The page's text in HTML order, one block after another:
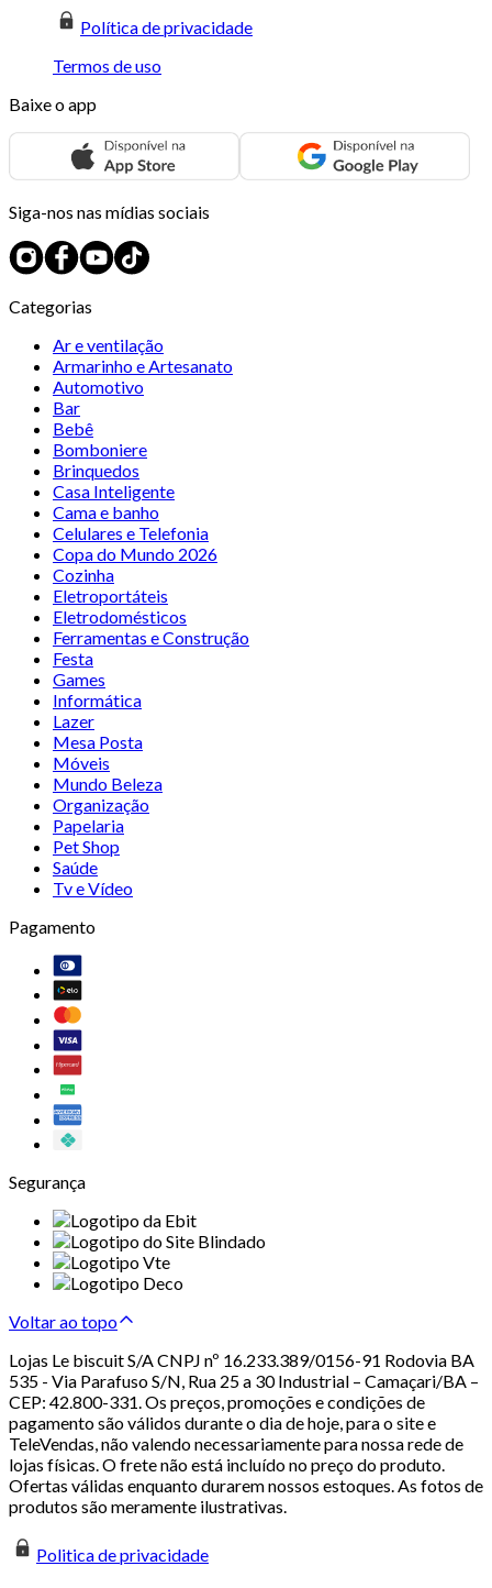
Política de privacidade
Termos de uso
Baixe o app
Siga-nos nas mídias sociais
Categorias
Ar e ventilação
Armarinho e Artesanato
Automotivo
Bar
Bebê
Bomboniere
Brinquedos
Casa Inteligente
Cama e banho
Celulares e Telefonia
Copa do Mundo 2026
Cozinha
Eletroportáteis
Eletrodomésticos
Ferramentas e Construção
Festa
Games
Informática
Lazer
Mesa Posta
Móveis
Mundo Beleza
Organização
Papelaria
Pet Shop
Saúde
Tv e Vídeo
Pagamento
Segurança
Voltar ao topo
Lojas Le biscuit S/A CNPJ nº 16.233.389/0156-91 Rodovia BA
535 - Via Parafuso S/N, Rua 25 a 30 Industrial – Camaçari/BA –
CEP: 42.800-331. Os preços, promoções e condições de
pagamento são válidos durante o dia de hoje, para o site e
TeleVendas, não valendo necessariamente para nossa rede de
lojas físicas. O frete não está incluído no preço do produto.
Ofertas válidas enquanto durarem nossos estoques. As fotos de
produtos são meramente ilustrativas.
Politica de privacidade